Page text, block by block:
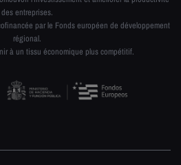
des entreprises.
par le Fonds européen de développement
régional.
à un tissu économique plus compétitif.